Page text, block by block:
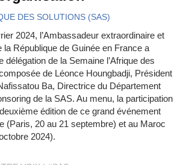
DES SOLUTIONS (SAS)
2024, l’Ambassadeur extraordinaire et
la République de Guinée en France a
délégation de la Semaine l’Afrique des
de Léonce Houngbadji, Président
Ba, Directrice du Département
de la SAS. Au menu, la participation
édition de ce grand événement
(Paris, 20 au 21 septembre) et au Maroc
2024).